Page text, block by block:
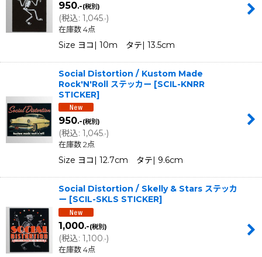
950.-(税別)
(税込: 1,045.-)
在庫数 4点
Size ヨコ| 10m タテ| 13.5cm
Social Distortion / Kustom Made
Rock'N'Roll ステッカー [SCIL-KNRR
STICKER]
950.-(税別)
(税込: 1,045.-)
在庫数 2点
Size ヨコ| 12.7cm タテ| 9.6cm
Social Distortion / Skelly & Stars ステッカ
ー [SCIL-SKLS STICKER]
1,000.-(税別)
(税込: 1,100.-)
在庫数 4点